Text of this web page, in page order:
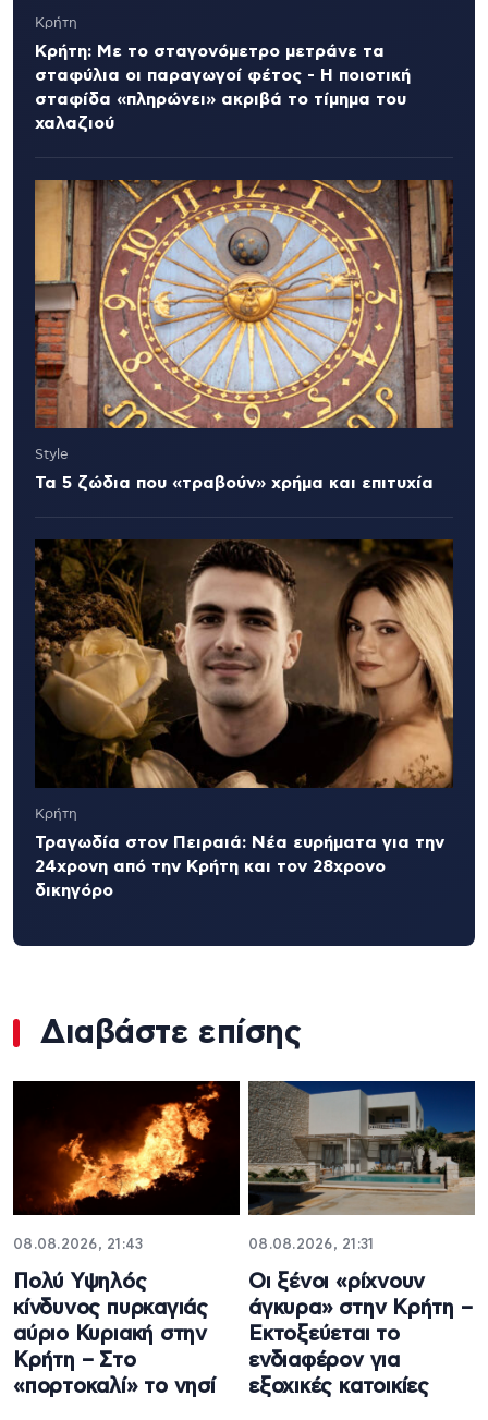
Κρήτη
Κρήτη: Με το σταγονόμετρο μετράνε τα
σταφύλια οι παραγωγοί φέτος - Η ποιοτική
σταφίδα «πληρώνει» ακριβά το τίμημα του
χαλαζιού
Style
Τα 5 ζώδια που «τραβούν» χρήμα και επιτυχία
Κρήτη
Τραγωδία στον Πειραιά: Νέα ευρήματα για την
24χρονη από την Κρήτη και τον 28χρονο
δικηγόρο
Διαβάστε επίσης
08.08.2026, 21:43
Πολύ Υψηλός
κίνδυνος πυρκαγιάς
αύριο Κυριακή στην
Κρήτη – Στο
«πορτοκαλί» το νησί
08.08.2026, 21:31
Οι ξένοι «ρίχνουν
άγκυρα» στην Κρήτη –
Εκτοξεύεται το
ενδιαφέρον για
εξοχικές κατοικίες